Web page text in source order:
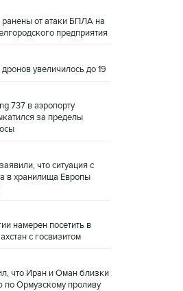
ранены от атаки БПЛА на
предприятия
увеличилось до 19
737 в аэропорту
за пределы
что ситуация с
в хранилища Европы
намерен посетить в
с госвизитом
что Иран и Оман близки
по Ормузскому проливу